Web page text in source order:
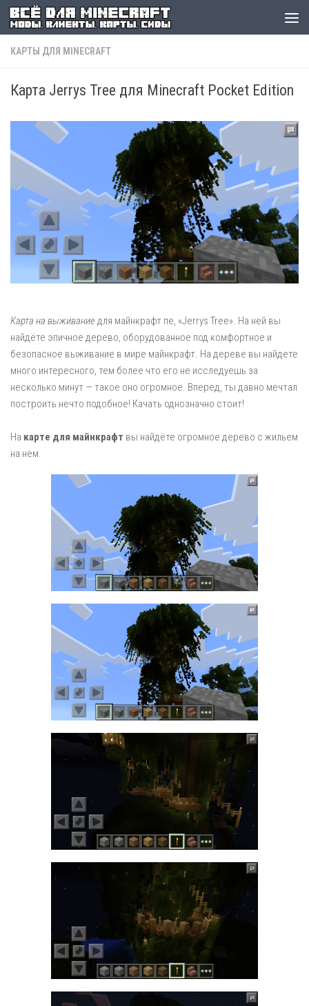
КАРТЫ ДЛЯ MINECRAFT
Карта Jerrys Tree для Minecraft Pocket Edition
Карта на выживание для майнкрафт пе, «Jerrys Tree». На ней вы
найдёте эпичное дерево, оборудованное под комфортное и
безопасное выживание в мире майнкрафт. На дереве вы найдете
много интересного, тем более что его не исследуешь за
несколько минут — такое оно огромное. Вперед, ты давно мечтал
построить нечто подобное! Качать однозначно стоит!
На карте для майнкрафт вы найдёте огромное дерево с жильем
на нем.